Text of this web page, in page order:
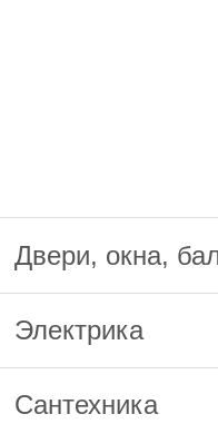
Двери, окна,
Электрика
Сантехника